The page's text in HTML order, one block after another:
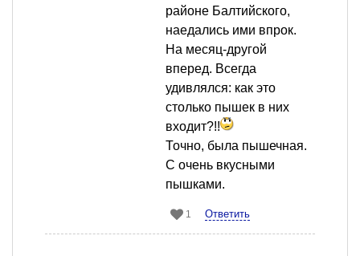
районе Балтийского,
наедались ими впрок.
На месяц-другой
вперед. Всегда
удивлялся: как это
столько пышек в них
входит?!!
Точно, была пышечная.
С очень вкусными
пышками.
1 Ответить